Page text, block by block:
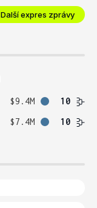
Další expres zprávy
$9.4M
10
$7.4M 10